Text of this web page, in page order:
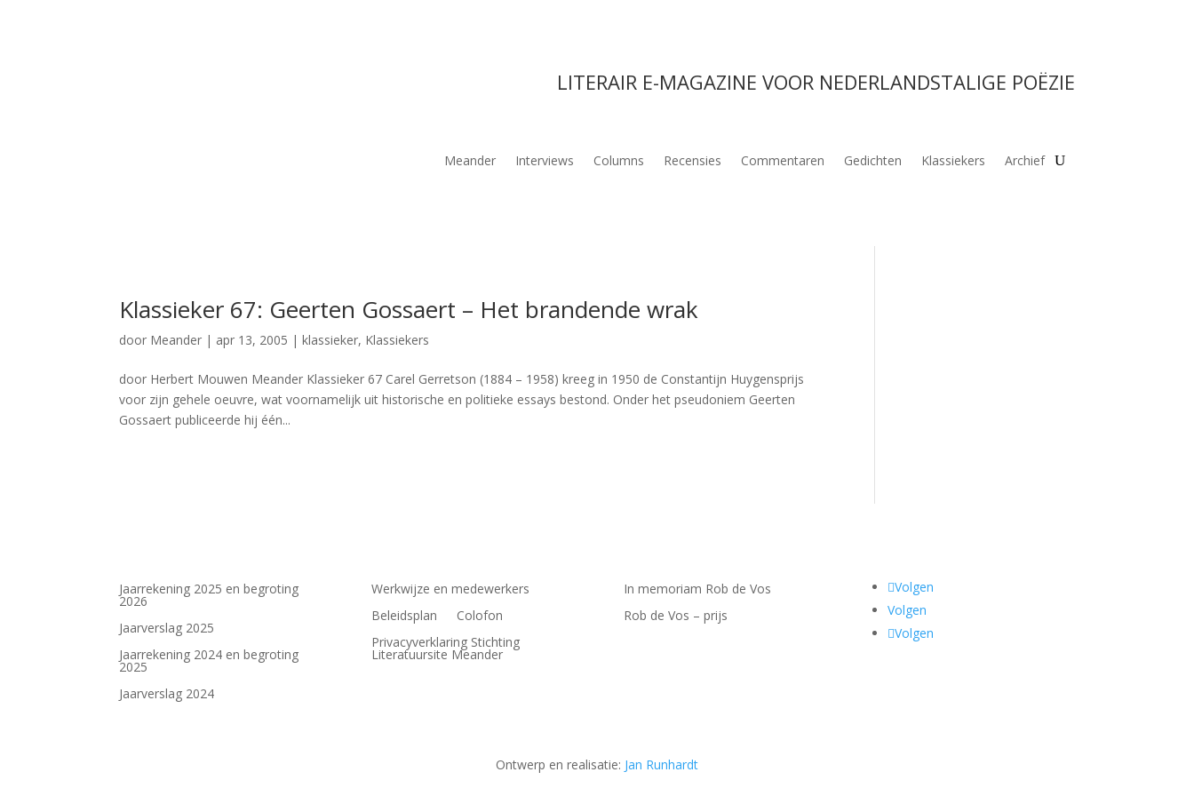
LITERAIR E-MAGAZINE VOOR NEDERLANDSTALIGE POËZIE
Meander Interviews Columns Recensies Commentaren Gedichten Klassiekers Archief
Klassieker 67: Geerten Gossaert – Het brandende wrak
door Meander | apr 13, 2005 |klassieker, Klassiekers
door Herbert Mouwen Meander Klassieker 67 Carel Gerretson (1884 – 1958) kreeg in 1950 de Constantijn Huygensprijs
voor zijn gehele oeuvre, wat voornamelijk uit historische en politieke essays bestond. Onder het pseudoniem Geerten
Gossaert publiceerde hij één...
Jaarrekening 2025 en begroting
2026
Jaarverslag 2025
Jaarrekening 2024 en begroting
2025
Jaarverslag 2024
Werkwijze en medewerkers
Beleidsplan
Colofon
Privacyverklaring Stichting
Literatuursite Meander
In memoriam Rob de Vos
Rob de Vos – prijs
Volgen
Volgen
Volgen
Ontwerp en realisatie: Jan Runhardt